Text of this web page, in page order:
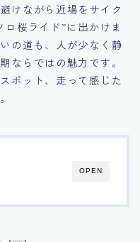
けながら近場をサイク
ロ桜ライド”に出かけま
の道も、人が少なく静
ならではの魅力です。
ポット、走って感じた
OPEN